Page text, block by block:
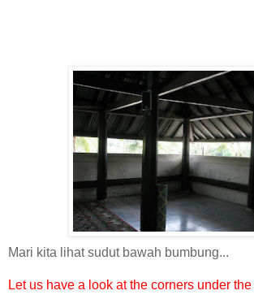
Mari kita lihat sudut bawah bumbung...
Let us have a look at the corners under the